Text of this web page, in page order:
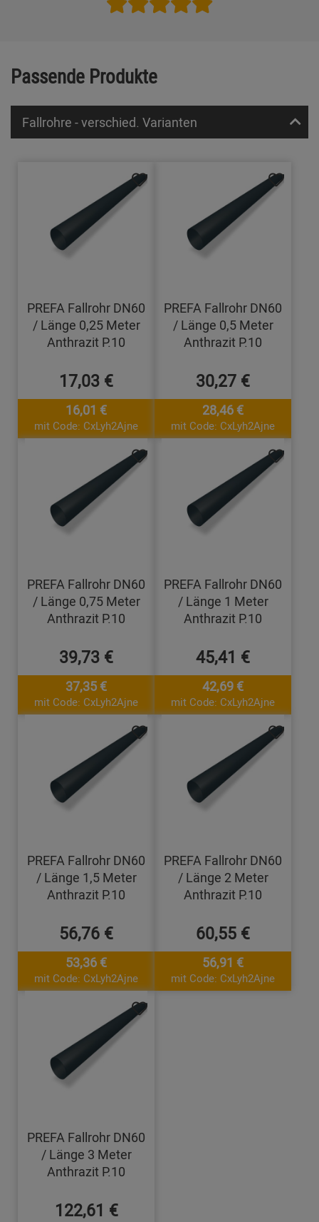
Passende Produkte
Fallrohre - verschied. Varianten
PREFA Fallrohr DN60
/ Länge 0,25 Meter
Anthrazit P.10
17,03 €
16,01 €
mit Code: CxLyh2Ajne
PREFA Fallrohr DN60
/ Länge 0,5 Meter
Anthrazit P.10
30,27 €
28,46 €
mit Code: CxLyh2Ajne
PREFA Fallrohr DN60
/ Länge 0,75 Meter
Anthrazit P.10
39,73 €
37,35 €
mit Code: CxLyh2Ajne
PREFA Fallrohr DN60
/ Länge 1 Meter
Anthrazit P.10
45,41 €
42,69 €
mit Code: CxLyh2Ajne
PREFA Fallrohr DN60
/ Länge 1,5 Meter
Anthrazit P.10
56,76 €
53,36 €
mit Code: CxLyh2Ajne
PREFA Fallrohr DN60
/ Länge 2 Meter
Anthrazit P.10
60,55 €
56,91 €
mit Code: CxLyh2Ajne
PREFA Fallrohr DN60
/ Länge 3 Meter
Anthrazit P.10
122,61 €